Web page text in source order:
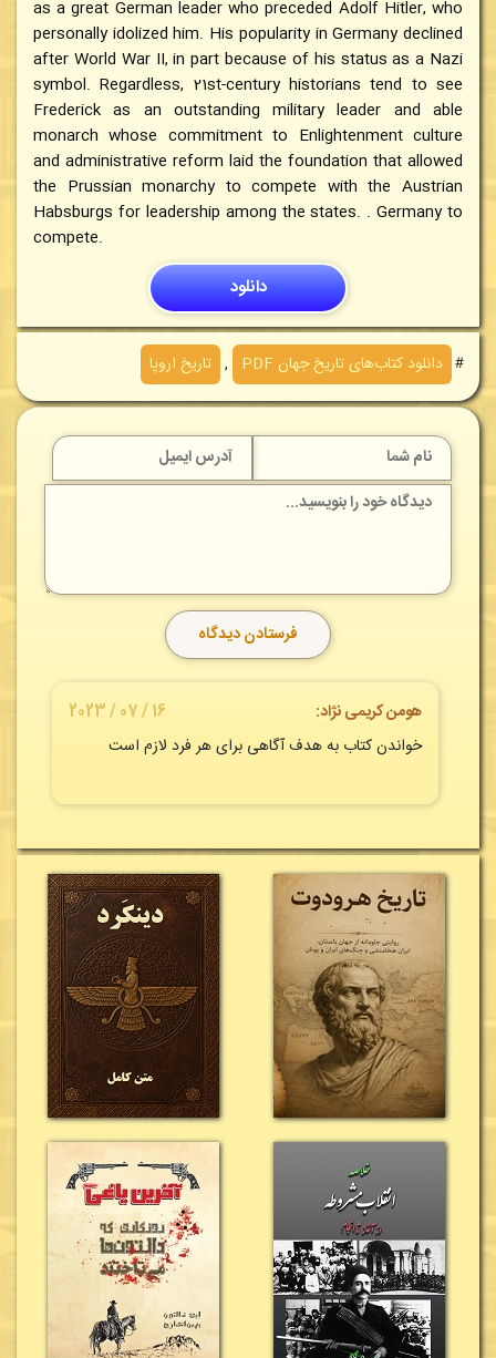
as a great German leader who preceded Adolf Hitler, who
personally idolized him. His popularity in Germany declined
after World War II, in part because of his status as a Nazi
symbol. Regardless, 21st-century historians tend to see
Frederick as an outstanding military leader and able
monarch whose commitment to Enlightenment culture
and administrative reform laid the foundation that allowed
the Prussian monarchy to compete with the Austrian
Habsburgs for leadership among the states. . Germany to
compete.
دانلود
＃ دانلود کتاب‌های تاريخ جهان PDF , تاریخ اروپا
هومن کریمی نژاد:
16 / 07 / 2023
خواندن کتاب به هدف آگاهی برای هر فرد لازم است